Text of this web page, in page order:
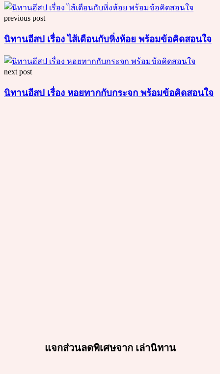
Post
navigation
previous post
นิทานอีสป เรื่อง ไส้เดือนกับหิ่งห้อย พร้อมข้อคิดสอนใจ
next post
นิทานอีสป เรื่อง หอยทากกับกระจก พร้อมข้อคิดสอนใจ
แจกส่วนลดพิเศษจาก เล่านิทาน